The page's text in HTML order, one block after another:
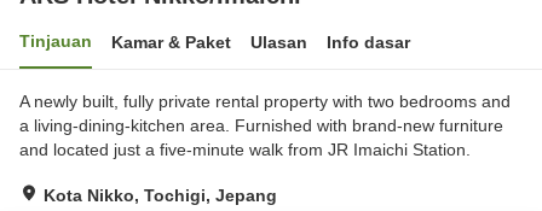
Tinjauan Kamar & Paket Ulasan Info dasar
A newly built, fully private rental property with two bedrooms and
a living-dining-kitchen area. Furnished with brand-new furniture
and located just a five-minute walk from JR Imaichi Station.
Kota Nikko, Tochigi, Jepang